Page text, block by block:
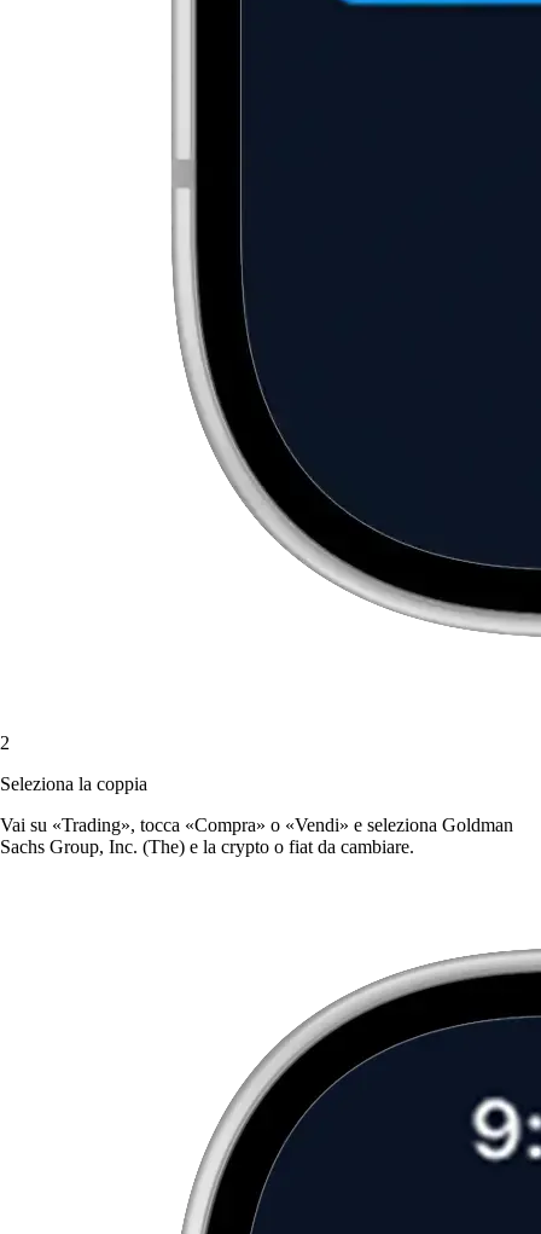
2
Seleziona la coppia
Vai su «Trading», tocca «Compra» o «Vendi» e seleziona Goldman
Sachs Group, Inc. (The) e la crypto o fiat da cambiare.